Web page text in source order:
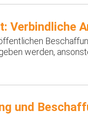
Verbindliche
werden,
und